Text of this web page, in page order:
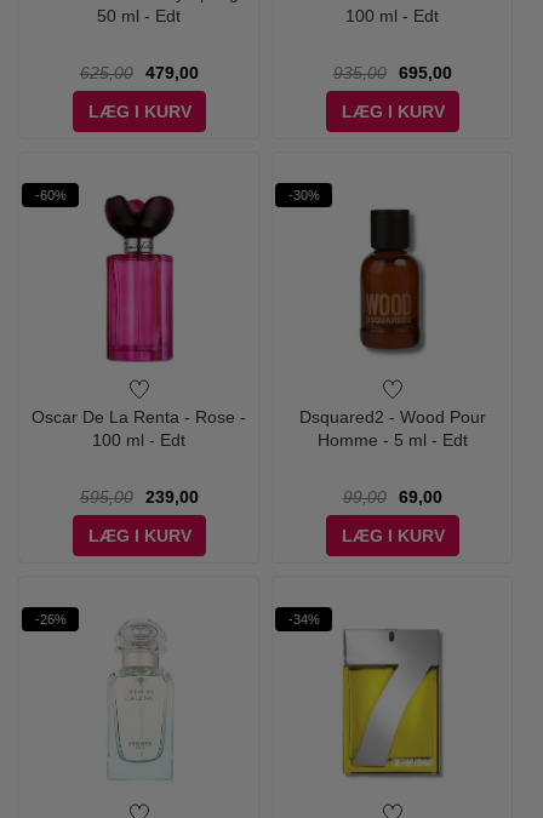
50 ml - Edt
625,00
479,00
LÆG I KURV
100 ml - Edt
935,00
695,00
LÆG I KURV
-60%
Oscar De La Renta - Rose -
100 ml - Edt
595,00
239,00
LÆG I KURV
-30%
Dsquared2 - Wood Pour
Homme - 5 ml - Edt
99,00
69,00
LÆG I KURV
-26% -34%